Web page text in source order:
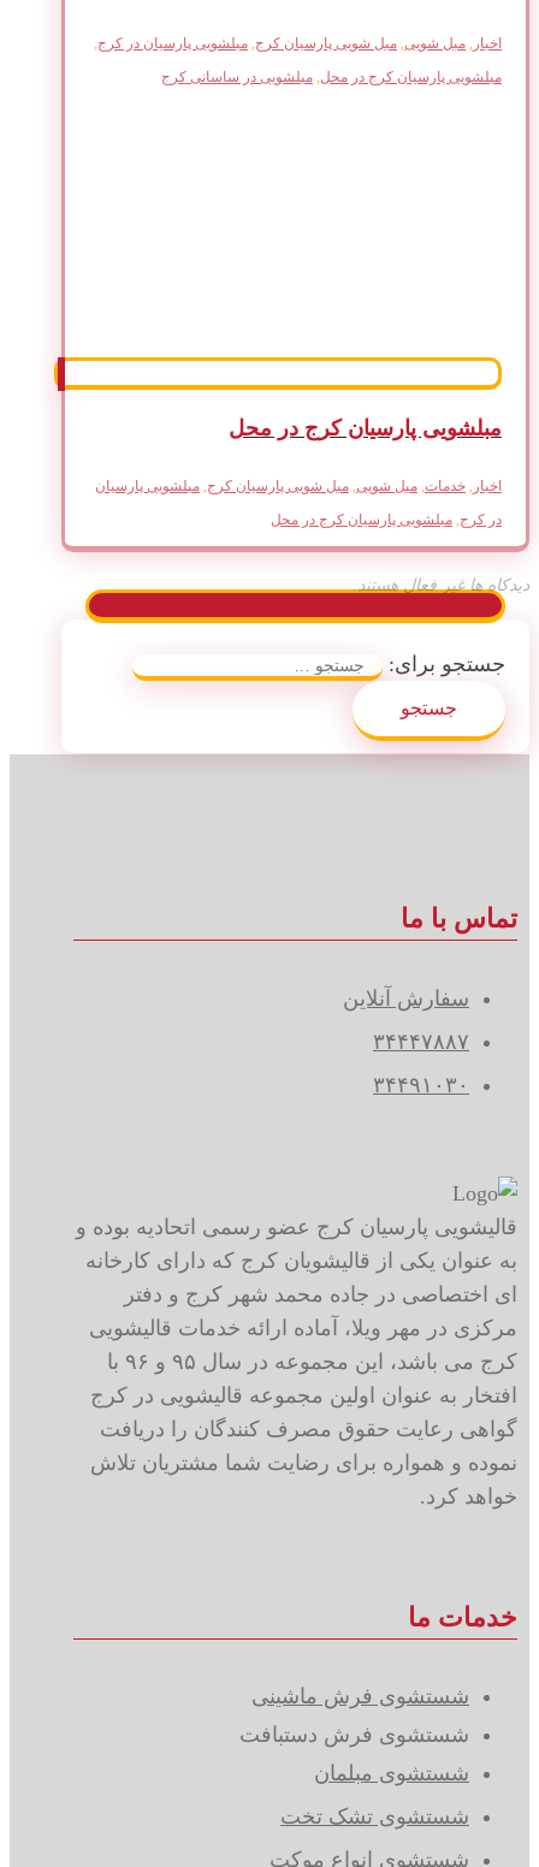
اخبار , مبل شویی, مبل شویی پارسیان کرج, مبلشویی پارسیان در کرج,
مبلشویی پارسیان کرج در محل, مبلشویی در ساسانی کرج
مبلشویی پارسیان کرج در محل
اخبار , خدمات, مبل شویی, مبل شویی پارسیان کرج, مبلشویی پارسیان
در کرج, مبلشویی پارسیان کرج در محل
دیدکاه ها غیر فعال هستند.
جستجو برای:
تماس با ما
سفارش آنلاین
۳۴۴۴۷۸۸۷
۳۴۴۹۱۰۳۰
قالیشویی پارسیان کرج عضو رسمی اتحادیه بوده و
به عنوان یکی از قالیشویان کرج که دارای کارخانه
ای اختصاصی در جاده محمد شهر کرج و دفتر
مرکزی در مهر ویلا، آماده ارائه خدمات قالیشویی
کرج می باشد، این مجموعه در سال ۹۵ و ۹۶ با
افتخار به عنوان اولین مجموعه قالیشویی در کرج
گواهی رعایت حقوق مصرف کنندگان را دریافت
نموده و همواره برای رضایت شما مشتریان تلاش
خواهد کرد.
خدمات ما
شستشوی فرش ماشینی
شستشوی فرش دستبافت
شستشوی مبلمان
شستشوی تشک تخت
شستشوی انواع موکت